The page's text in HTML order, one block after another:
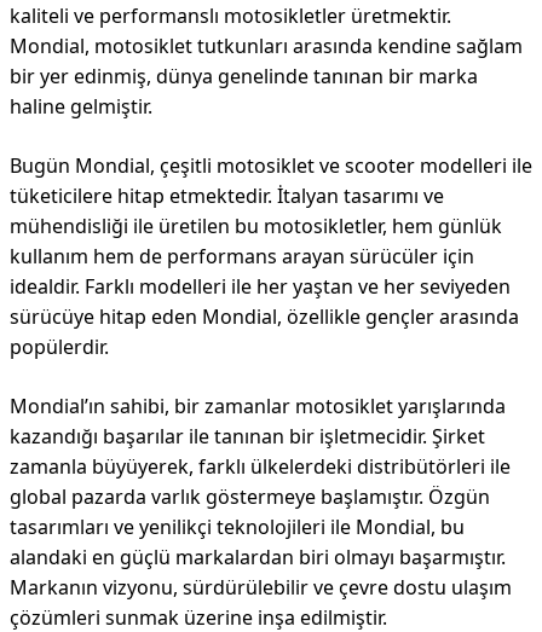
kaliteli ve performanslı motosikletler üretmektir.
Mondial, motosiklet tutkunları arasında kendine sağlam
bir yer edinmiş, dünya genelinde tanınan bir marka
haline gelmiştir.
Bugün Mondial, çeşitli motosiklet ve scooter modelleri ile
tüketicilere hitap etmektedir. İtalyan tasarımı ve
mühendisliği ile üretilen bu motosikletler, hem günlük
kullanım hem de performans arayan sürücüler için
idealdir. Farklı modelleri ile her yaştan ve her seviyeden
sürücüye hitap eden Mondial, özellikle gençler arasında
popülerdir.
Mondial’ın sahibi, bir zamanlar motosiklet yarışlarında
kazandığı başarılar ile tanınan bir işletmecidir. Şirket
zamanla büyüyerek, farklı ülkelerdeki distribütörleri ile
global pazarda varlık göstermeye başlamıştır. Özgün
tasarımları ve yenilikçi teknolojileri ile Mondial, bu
alandaki en güçlü markalardan biri olmayı başarmıştır.
Markanın vizyonu, sürdürülebilir ve çevre dostu ulaşım
çözümleri sunmak üzerine inşa edilmiştir.